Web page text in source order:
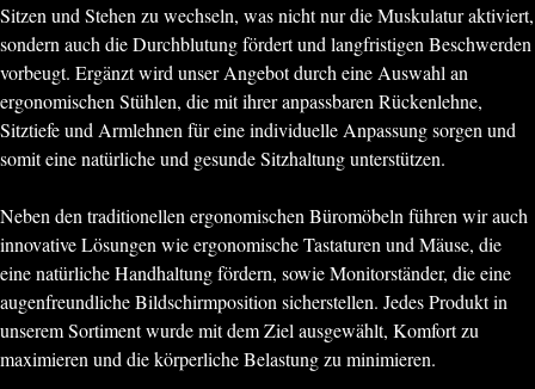
Sitzen und Stehen zu wechseln, was nicht nur die Muskulatur aktiviert,
sondern auch die Durchblutung fördert und langfristigen Beschwerden
vorbeugt. Ergänzt wird unser Angebot durch eine Auswahl an
ergonomischen Stühlen, die mit ihrer anpassbaren Rückenlehne,
Sitztiefe und Armlehnen für eine individuelle Anpassung sorgen und
somit eine natürliche und gesunde Sitzhaltung unterstützen.
Neben den traditionellen ergonomischen Büromöbeln führen wir auch
innovative Lösungen wie ergonomische Tastaturen und Mäuse, die
eine natürliche Handhaltung fördern, sowie Monitorständer, die eine
augenfreundliche Bildschirmposition sicherstellen. Jedes Produkt in
unserem Sortiment wurde mit dem Ziel ausgewählt, Komfort zu
maximieren und die körperliche Belastung zu minimieren.